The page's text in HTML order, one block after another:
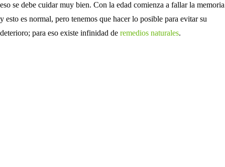
eso se debe cuidar muy bien. Con la edad comienza a fallar la memoria
y esto es normal, pero tenemos que hacer lo posible para evitar su
deterioro; para eso existe infinidad de remedios naturales.